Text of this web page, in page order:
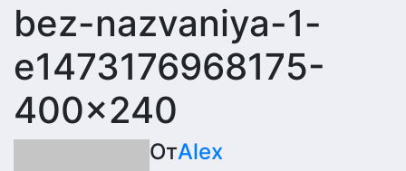
bez-nazvaniya-1-
e1473176968175-
400×240
ОтAlex